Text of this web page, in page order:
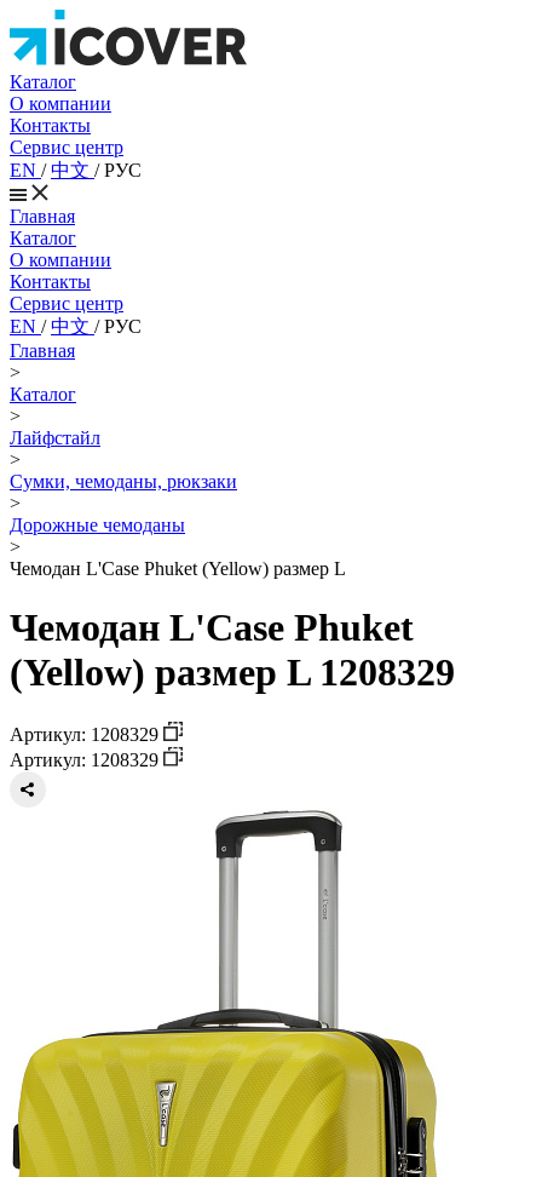
Каталог
О компании
Контакты
Сервис центр
EN /中文 /РУС
Главная
Каталог
О компании
Контакты
Сервис центр
EN /中文 /РУС
Главная
>
Каталог
>
Лайфстайл
>
Сумки, чемоданы, рюкзаки
>
Дорожные чемоданы
>
Чемодан L'Case Phuket (Yellow) размер L
Чемодан L'Case Phuket
(Yellow) размер L 1208329
Артикул: 1208329
Артикул: 1208329